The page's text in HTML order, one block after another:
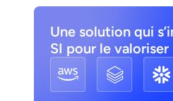
Une solution qui
SI pour le valoriser